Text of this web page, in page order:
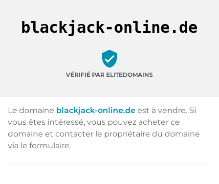
blackjack-online.de
verified_user
VÉRIFIÉ PAR ELITEDOMAINS
Le domaine blackjack-online.de est à vendre. Si
vous êtes intéressé, vous pouvez acheter ce
domaine et contacter le propriétaire du domaine
via le formulaire.